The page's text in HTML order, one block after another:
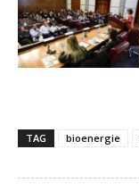
TAG bioenergie